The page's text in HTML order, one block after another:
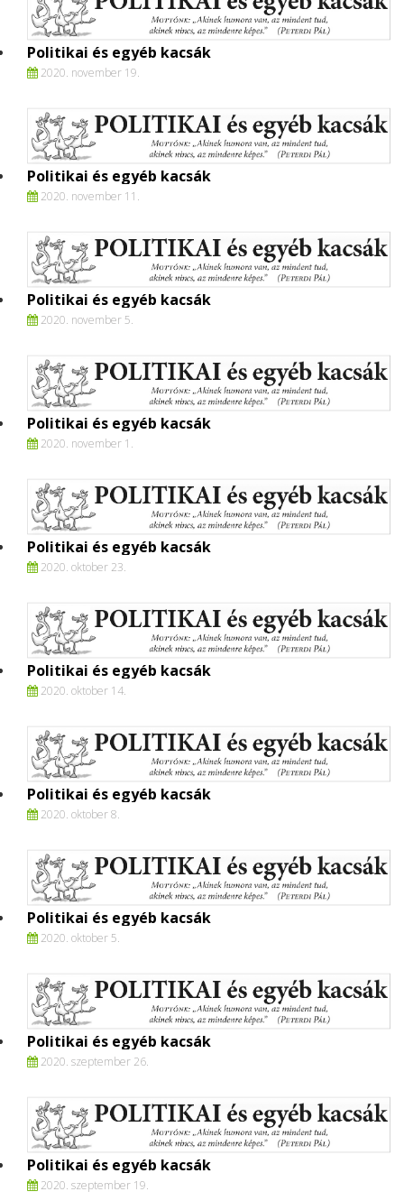
Politikai és egyéb kacsák
2020. november 19.
Politikai és egyéb kacsák
2020. november 11.
Politikai és egyéb kacsák
2020. november 5.
Politikai és egyéb kacsák
2020. november 1.
Politikai és egyéb kacsák
2020. oktober 23.
Politikai és egyéb kacsák
2020. oktober 14.
Politikai és egyéb kacsák
2020. oktober 8.
Politikai és egyéb kacsák
2020. oktober 5.
Politikai és egyéb kacsák
2020. szeptember 26.
Politikai és egyéb kacsák
2020. szeptember 19.